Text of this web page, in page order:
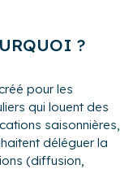
?
pour les
qui louent des
saisonnières,
déléguer la
(diffusion,